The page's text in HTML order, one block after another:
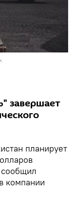
завершает
планирует
компании